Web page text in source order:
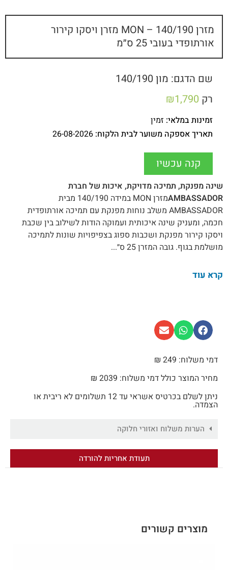
מזרן MON – 140/190 מזרן ויסקו קירור
אורתופדי בעובי 25 ס״מ
שם הדגם: מון 140/190
רק
₪1,790
זמינות במלאי: זמין
תאריך אספקה משוער לבית הלקוח: 26-08-2026
קנה עכשיו
שינה מפנקת, תמיכה מדויקת, איכות של חברת
AMBASSADOR
מזרן MON במידה 140/190 מבית
AMBASSADOR משלב נוחות מפנקת עם תמיכה אורתופדית
חכמה, ומעניק שינה איכותית ועמוקה הודות לשילוב בין שכבת
ויסקו קירור מפנקת ושכבות ספוג בצפיפויות שונות לתמיכה
מושלמת בגוף. גובה המזרן 25 ס״...
קרא עוד
דמי משלוח: 249 ₪
מחיר המוצר כולל דמי משלוח: 2039 ₪
ניתן לשלם בכרטיס אשראי עד 12 תשלומים לא ריבית או
הצמדה.
הערות משלוח ואזורי חלוקה
תעודת אחריות להורדה
מוצרים קשורים